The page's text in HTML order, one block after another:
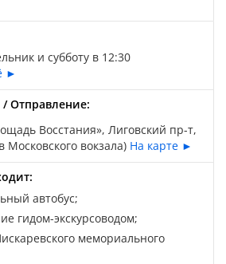
и субботу в 12:30
►
/ Отправление:
Восстания», Лиговский пр-т,
Московского вокзала) На карте ►
автобус;
гидом-экскурсоводом;
мемориального